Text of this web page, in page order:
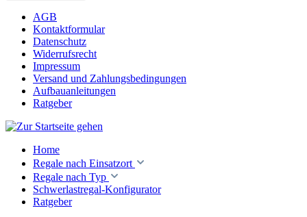
AGB
Kontaktformular
Datenschutz
Widerrufsrecht
Impressum
Versand und Zahlungsbedingungen
Aufbauanleitungen
Ratgeber
Home
Regale nach Einsatzort
Regale nach Typ
Schwerlastregal-Konfigurator
Ratgeber